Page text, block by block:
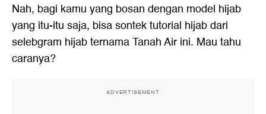
Nah, bagi kamu yang bosan dengan model hijab
yang itu-itu saja, bisa sontek tutorial hijab dari
selebgram hijab ternama Tanah Air ini. Mau tahu
caranya?
ADVERTISEMENT